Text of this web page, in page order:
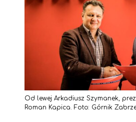
Od lewej Arkadiusz Szymanek,
Roman Kapica. Foto: Górnik